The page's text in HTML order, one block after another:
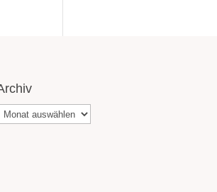
Archiv